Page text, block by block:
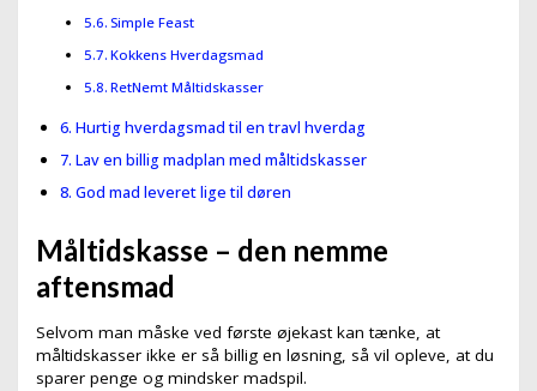
Simple Feast
Kokkens Hverdagsmad
RetNemt Måltidskasser
Hurtig hverdagsmad til en travl hverdag
Lav en billig madplan med måltidskasser
God mad leveret lige til døren
Måltidskasse – den nemme
aftensmad
Selvom man måske ved første øjekast kan tænke, at
måltidskasser ikke er så billig en løsning, så vil opleve, at du
sparer penge og mindsker madspil.